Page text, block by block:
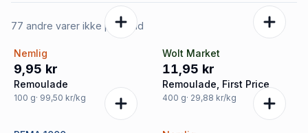
77 andre varer ikke på tilbud
Nemlig
9,95 kr
Remoulade
100 g· 99,50 kr/kg
Wolt Market
11,95 kr
Remoulade, First Price
400 g· 29,88 kr/kg